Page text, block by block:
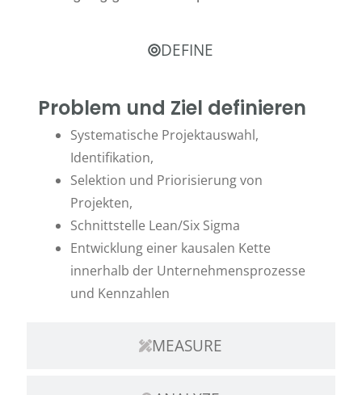
DEFINE
MEASURE
Problem und Ziel definieren
Systematische Projektauswahl,
Identifikation,
Selektion und Priorisierung von
Projekten,
Schnittstelle Lean/Six Sigma
Entwicklung einer kausalen Kette
innerhalb der Unternehmensprozesse
und Kennzahlen